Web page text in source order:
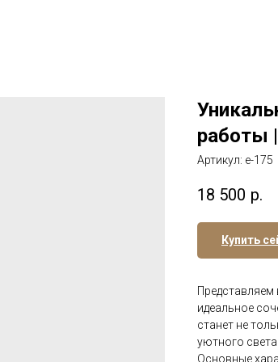
работы
Артикул: е-175
18 500 р.
Купить
идеальное
станет не
уютного света.
Основные